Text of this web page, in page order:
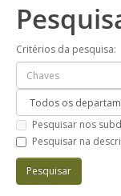
Critérios da pesquisa:
Pesquisar nos
Pesquisar na